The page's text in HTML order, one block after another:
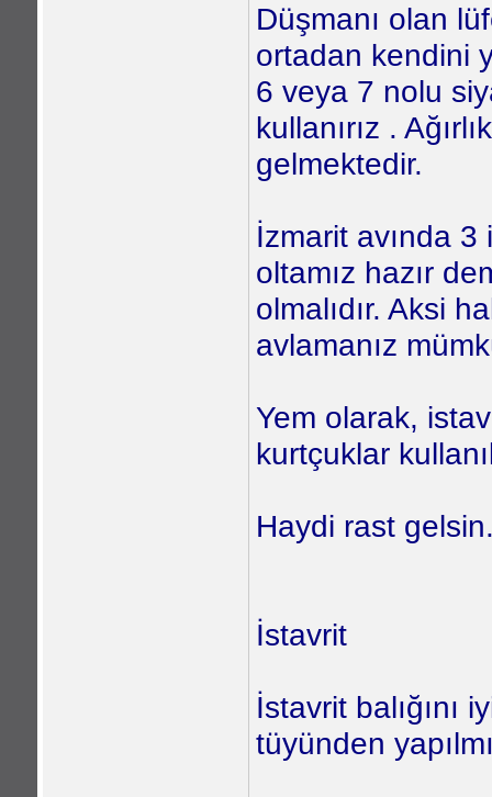
Düşmanı olan
ortadan kendini
6 veya 7 nolu
kullanırız .
gelmektedir.
İzmarit avında 3
oltamız hazır
olmalıdır. Aksi
avlamanız
Yem olarak,
kurtçuklar
Haydi rast
İstavrit
İstavrit balığını
tüyünden